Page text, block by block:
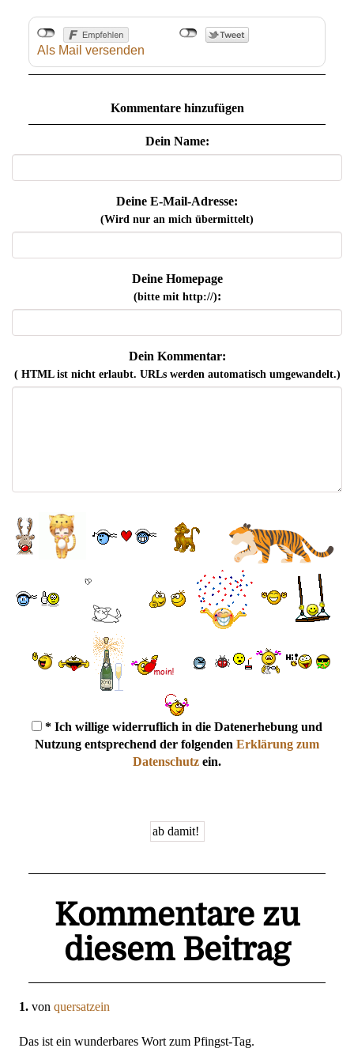
Als Mail versenden
Kommentare hinzufügen
Dein Name:
Deine E-Mail-Adresse:
(Wird nur an mich übermittelt)
Deine Homepage
(bitte mit http://):
Dein Kommentar:
( HTML ist nichterlaubt. URLs werden automatisch umgewandelt.)
* Ich willige widerruflich in die Datenerhebung und
Nutzung entsprechend der folgenden Erklärung zum
Datenschutz ein.
Kommentare zu
diesem Beitrag
1. von quersatzein
Das ist ein wunderbares Wort zum Pfingst-Tag.